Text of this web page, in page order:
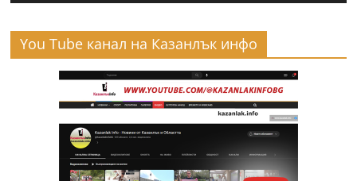
You Tube канал на Казанлък инфо